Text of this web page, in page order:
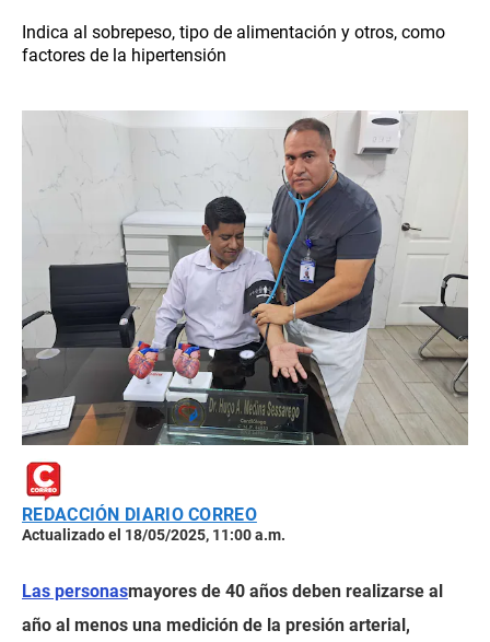
Indica al sobrepeso, tipo de alimentación y otros, como
factores de la hipertensión
REDACCIÓN DIARIO CORREO
Actualizado el 18/05/2025, 11:00 a.m.
Las personasmayores de 40 años deben realizarse al
año al menos una medición de la presión arterial,